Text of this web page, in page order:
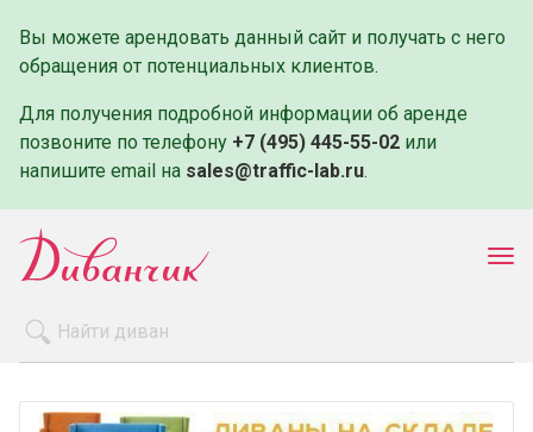
Вы можете арендовать данный сайт и получать с него
обращения от потенциальных клиентов.
Для получения подробной информации об аренде
позвоните по телефону +7 (495) 445-55-02 или
напишите email на sales@traffic-lab.ru.
Оплата и доставка